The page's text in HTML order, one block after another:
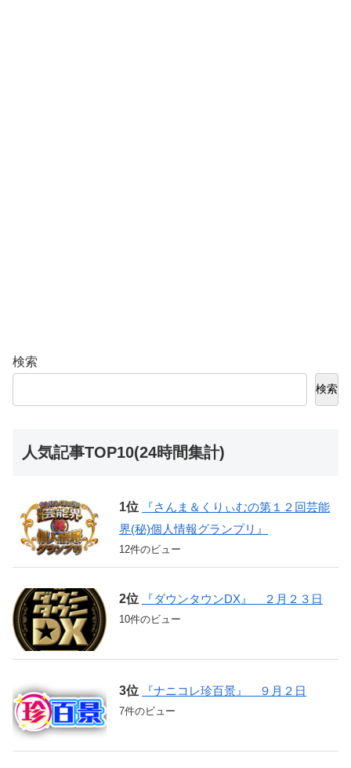
検索
検索
人気記事TOP10(24時間集計)
『さんま＆くりぃむの第１２回芸能
界(秘)個人情報グランプリ』
12件のビュー
『ダウンタウンDX』 ２月２３日
10件のビュー
『ナニコレ珍百景』 ９月２日
7件のビュー